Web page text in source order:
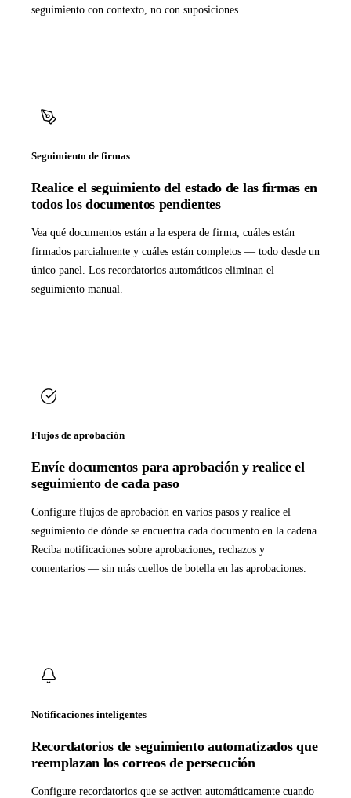
seguimiento con contexto, no con suposiciones.
Seguimiento de firmas
Realice el seguimiento del estado de las firmas en
todos los documentos pendientes
Vea qué documentos están a la espera de firma, cuáles están
firmados parcialmente y cuáles están completos — todo desde un
único panel. Los recordatorios automáticos eliminan el
seguimiento manual.
Flujos de aprobación
Envíe documentos para aprobación y realice el
seguimiento de cada paso
Configure flujos de aprobación en varios pasos y realice el
seguimiento de dónde se encuentra cada documento en la cadena.
Reciba notificaciones sobre aprobaciones, rechazos y
comentarios — sin más cuellos de botella en las aprobaciones.
Notificaciones inteligentes
Recordatorios de seguimiento automatizados que
reemplazan los correos de persecución
Configure recordatorios que se activen automáticamente cuando